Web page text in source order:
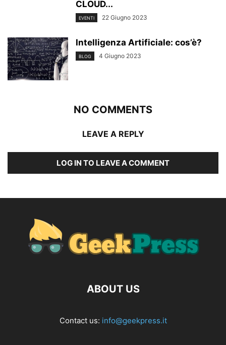
CLOUD...
EVENTI 22 Giugno 2023
Intelligenza Artificiale: cos’è?
BLOG 4 Giugno 2023
NO COMMENTS
LEAVE A REPLY
LOG IN TO LEAVE A COMMENT
ABOUT US
Contact us: info@geekpress.it